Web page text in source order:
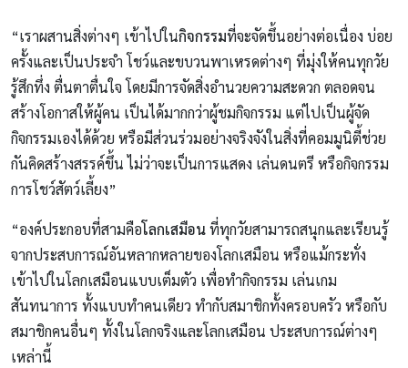
“เราผสานสิ่งต่างๆ เข้าไปในกิจกรรมที่จะจัดขึ้นอย่างต่อเนื่อง บ่อย
ครั้งและเป็นประจำ โชว์และขบวนพาเหรดต่างๆ ที่มุ่งให้คนทุกวัย
รู้สึกทึ่ง ตื่นตาตื่นใจ โดยมีการจัดสิ่งอำนวยความสะดวก ตลอดจน
สร้างโอกาสให้ผู้คน เป็นได้มากกว่าผู้ชมกิจกรรม แต่ไปเป็นผู้จัด
กิจกรรมเองได้ด้วย หรือมีส่วนร่วมอย่างจริงจังในสิ่งที่คอมมูนิตี้ช่วย
กันคิดสร้างสรรค์ขึ้น ไม่ว่าจะเป็นการแสดง เล่นดนตรี หรือกิจกรรม
การโชว์สัตว์เลี้ยง”
“องค์ประกอบที่สามคือโลกเสมือนที่ทุกวัยสามารถสนุกและเรียนรู้
จากประสบการณ์อันหลากหลายของโลกเสมือน หรือแม้กระทั่ง
เข้าไปในโลกเสมือนแบบเต็มตัว เพื่อทำกิจกรรม เล่นเกม
สันทนาการ ทั้งแบบทำคนเดียว ทำกับสมาชิกทั้งครอบครัว หรือกับ
สมาชิกคนอื่นๆ ทั้งในโลกจริงและโลกเสมือน ประสบการณ์ต่างๆ
เหล่านี้